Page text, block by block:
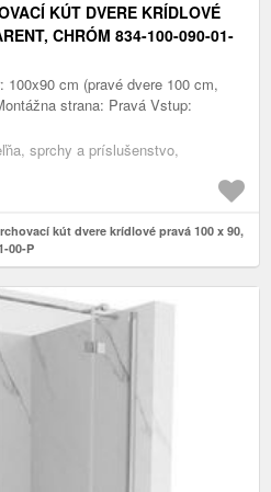
KÚT DVERE KRÍDLOVÉ
CHRÓM 834-100-090-01-
cm (pravé dvere 100 cm,
strana: Pravá Vstup:
sprchy a príslušenstvo,
kút dvere krídlové pravá 100 x 90,
00-P